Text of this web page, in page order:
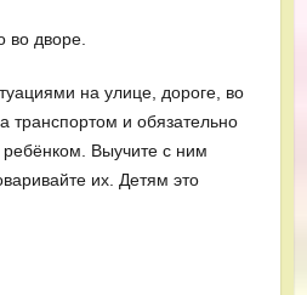
во дворе.
на улице, дороге, во
транспортом и обязательно
Выучите с ним
их. Детям это